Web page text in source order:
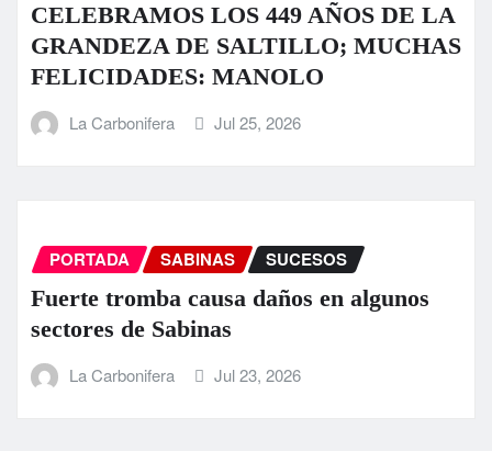
CELEBRAMOS LOS 449 AÑOS DE LA
GRANDEZA DE SALTILLO; MUCHAS
FELICIDADES: MANOLO
La Carbonifera Jul 25, 2026
PORTADA SABINAS SUCESOS
Fuerte tromba causa daños en algunos
sectores de Sabinas
La Carbonifera Jul 23, 2026